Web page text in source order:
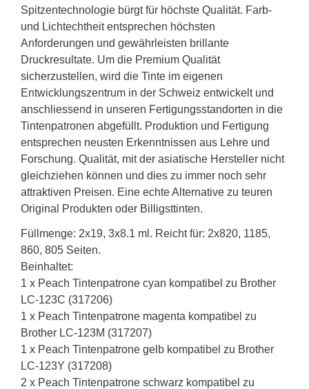
Spitzentechnologie bürgt für höchste Qualität. Farb-
und Lichtechtheit entsprechen höchsten
Anforderungen und gewährleisten brillante
Druckresultate. Um die Premium Qualität
sicherzustellen, wird die Tinte im eigenen
Entwicklungszentrum in der Schweiz entwickelt und
anschliessend in unseren Fertigungsstandorten in die
Tintenpatronen abgefüllt. Produktion und Fertigung
entsprechen neusten Erkenntnissen aus Lehre und
Forschung. Qualität, mit der asiatische Hersteller nicht
gleichziehen können und dies zu immer noch sehr
attraktiven Preisen. Eine echte Alternative zu teuren
Original Produkten oder Billigsttinten.
Füllmenge: 2x19, 3x8.1 ml. Reicht für: 2x820, 1185,
860, 805 Seiten.
Beinhaltet:
1 x Peach Tintenpatrone cyan kompatibel zu Brother
LC-123C (317206)
1 x Peach Tintenpatrone magenta kompatibel zu
Brother LC-123M (317207)
1 x Peach Tintenpatrone gelb kompatibel zu Brother
LC-123Y (317208)
2 x Peach Tintenpatrone schwarz kompatibel zu